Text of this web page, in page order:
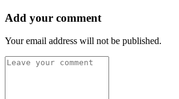
Add your comment
Your email address will not be published.